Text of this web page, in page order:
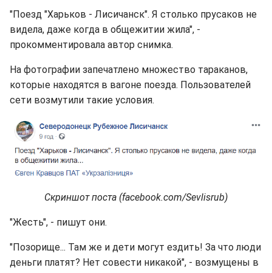
"Поезд "Харьков - Лисичанск". Я столько прусаков не
видела, даже когда в общежитии жила", -
прокомментировала автор снимка.
На фотографии запечатлено множество тараканов,
которые находятся в вагоне поезда. Пользователей
сети возмутили такие условия.
Скриншот поста (facebook.com/Sevlisrub)
"Жесть", - пишут они.
"Позорище... Там же и дети могут ездить! За что люди
деньги платят? Нет совести никакой", - возмущены в